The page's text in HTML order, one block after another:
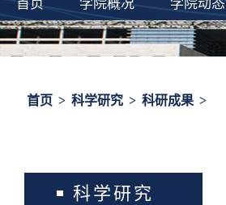
首页 学院概况 学院动态
首页 > 科学研究 > 科研成果 >
科学研究